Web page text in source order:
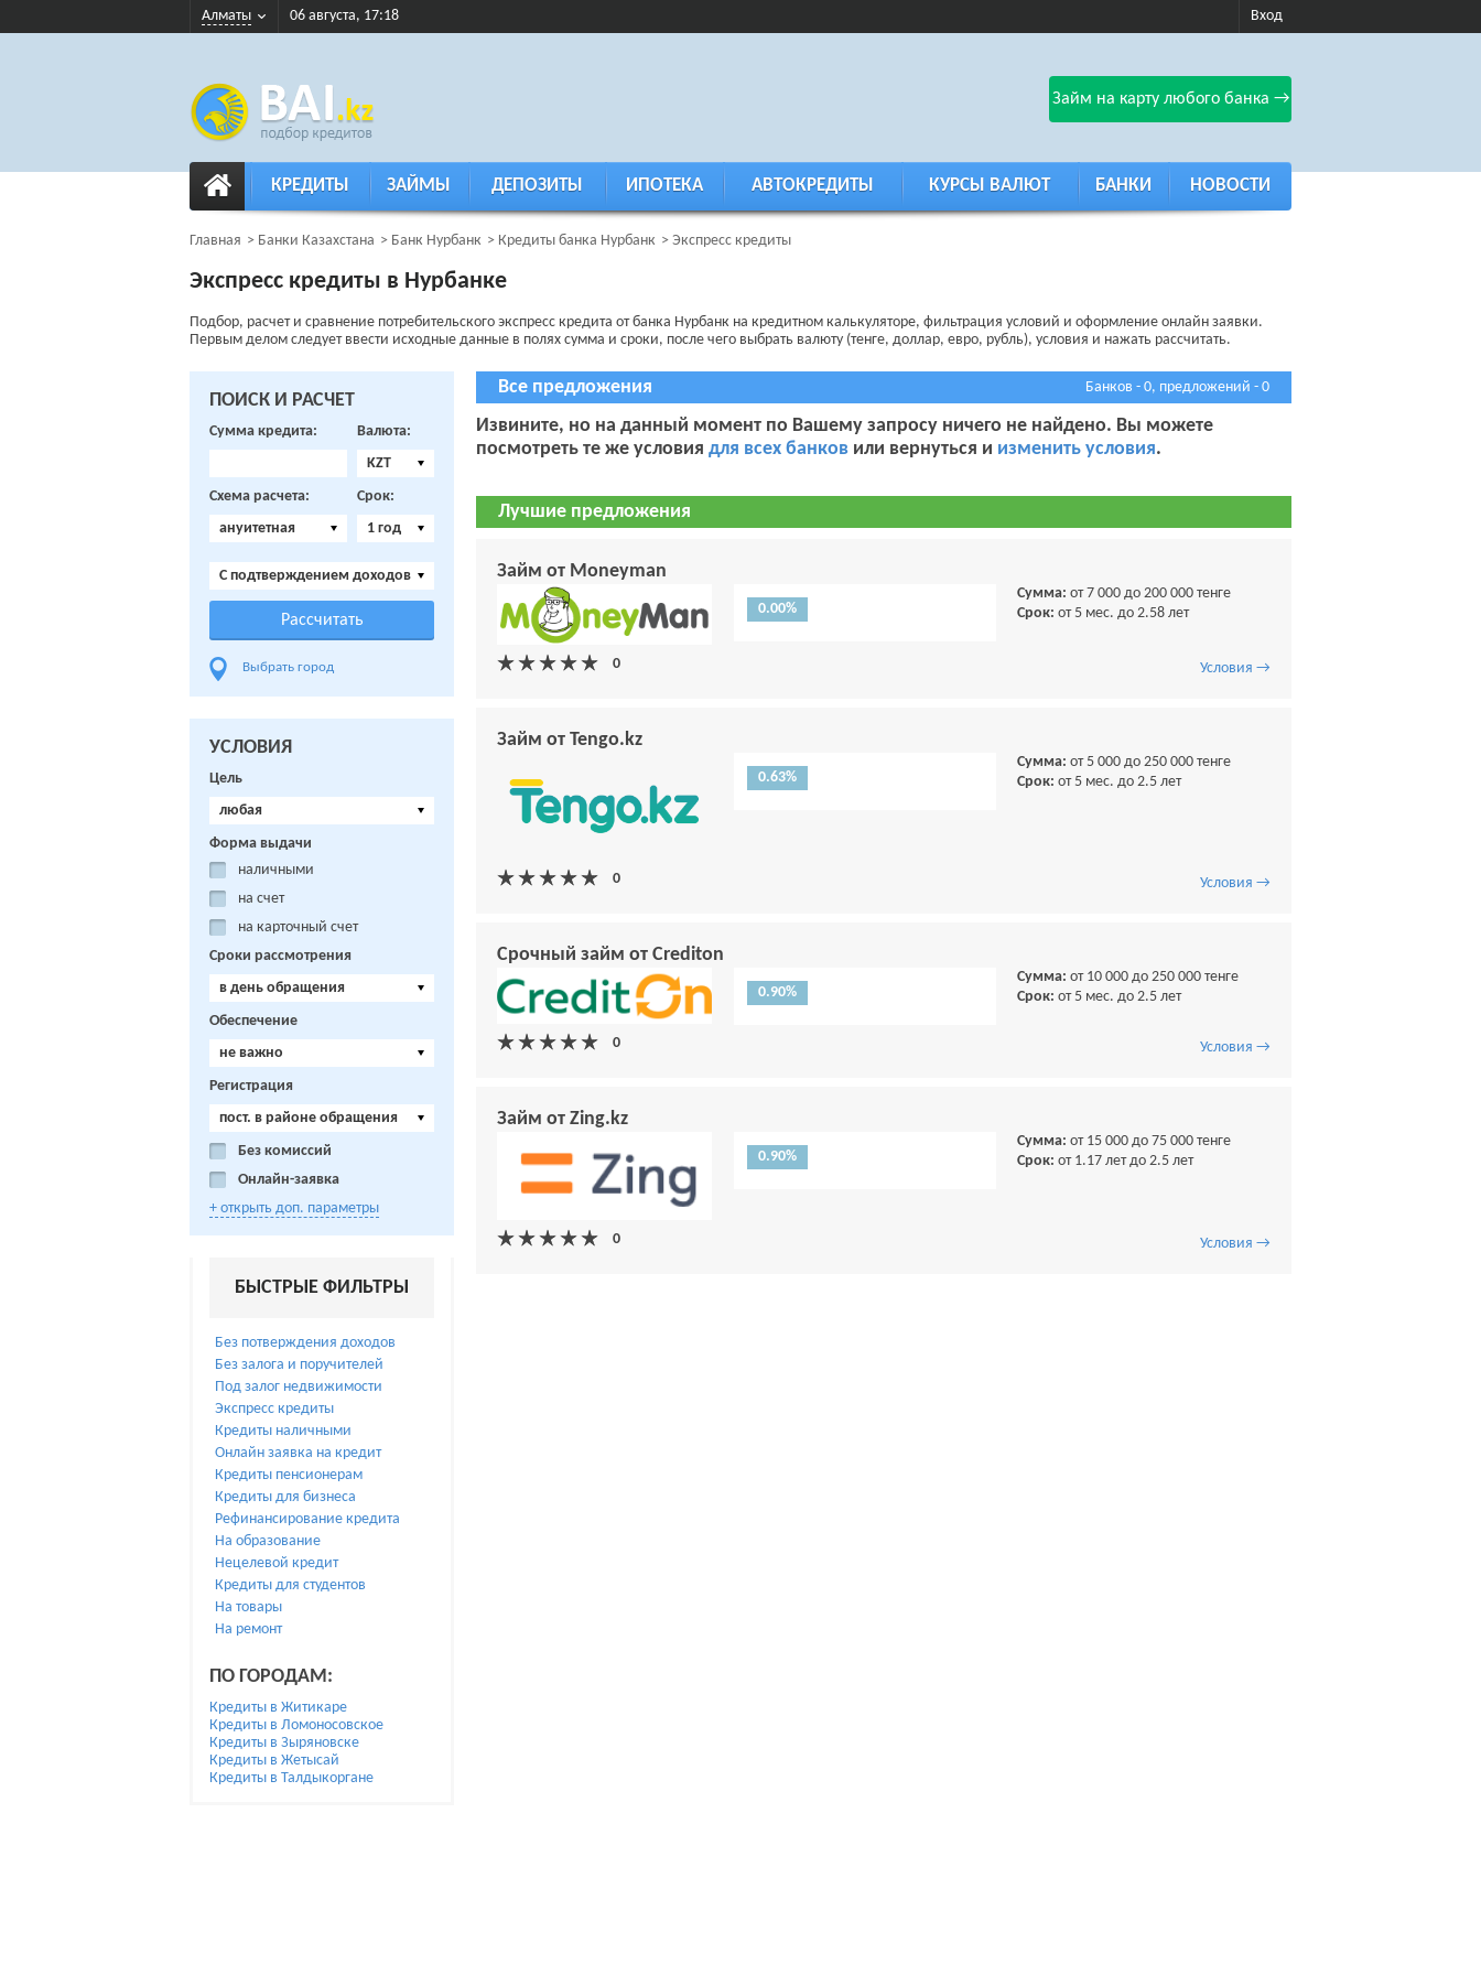
Алматы 06 августа, 17:18 Вход
Займ на карту любого банка →
КРЕДИТЫ ЗАЙМЫ ДЕПОЗИТЫ ИПОТЕКА АВТОКРЕДИТЫ КУРСЫ ВАЛЮТ БАНКИ НОВОСТИ
Главная Банки Казахстана Банк Нурбанк Кредиты банка Нурбанк Экспресс кредиты
Экспресс кредиты в Нурбанке
Подбор, расчет и сравнение потребительского экспресс кредита от банка Нурбанк на кредитном калькуляторе, фильтрация условий и оформление онлайн заявки.
Первым делом следует ввести исходные данные в полях сумма и сроки, после чего выбрать валюту (тенге, доллар, евро, рубль), условия и нажать рассчитать.
Все предложения Банков - 0, предложений - 0
Извините, но на данный момент по Вашему запросу ничего не найдено. Вы можете
посмотреть те же условия для всех банков или вернуться и изменить условия.
Лучшие предложения
Займ от Moneyman
0.00%
Сумма: от 7 000 до 200 000 тенге
Срок: от 5 мес. до 2.58 лет
Условия →
Займ от Tengo.kz
0.63%
Сумма: от 5 000 до 250 000 тенге
Срок: от 5 мес. до 2.5 лет
Условия →
Срочный займ от Crediton
0.90%
Сумма: от 10 000 до 250 000 тенге
Срок: от 5 мес. до 2.5 лет
Условия →
Займ от Zing.kz
0.90%
Сумма: от 15 000 до 75 000 тенге
Срок: от 1.17 лет до 2.5 лет
Условия →
ПОИСК И РАСЧЕТ
Сумма кредита:
Валюта:
KZT
Схема расчета:
ануитетная
Срок:
1 год
C подтверждением доходов
Выбрать город
УСЛОВИЯ
Цель
любая
Форма выдачи
наличными
на счет
на карточный счет
Сроки рассмотрения
в день обращения
Обеспечение
не важно
Регистрация
пост. в районе обращения
Без комиссий
Онлайн-заявка
+ открыть доп. параметры
БЫСТРЫЕ ФИЛЬТРЫ
Без потверждения доходов
Без залога и поручителей
Под залог недвижимости
Экспресс кредиты
Кредиты наличными
Онлайн заявка на кредит
Кредиты пенсионерам
Кредиты для бизнеса
Рефинансирование кредита
На образование
Нецелевой кредит
Кредиты для студентов
На товары
На ремонт
ПО ГОРОДАМ:
Кредиты в Житикаре
Кредиты в Ломоносовское
Кредиты в Зыряновске
Кредиты в Жетысай
Кредиты в Талдыкоргане